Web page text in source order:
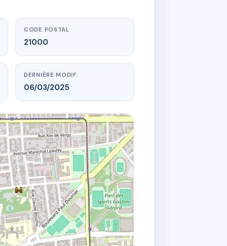
CODE POSTAL
21000
DERNIÈRE MODIF.
06/03/2025